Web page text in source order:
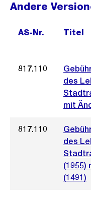
Andere
AS-Nr. Titel
817.110
des
mit
817.110
des
(1955)
(1491)